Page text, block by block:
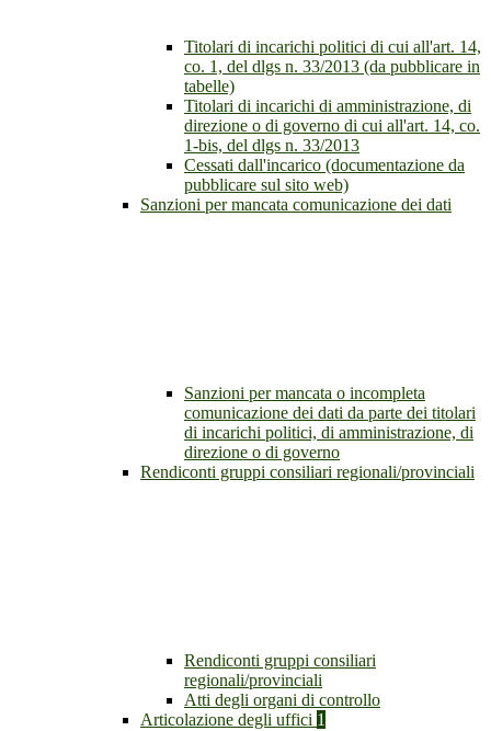
Titolari di incarichi politici di cui all'art. 14,
co. 1, del dlgs n. 33/2013 (da pubblicare in
tabelle)
Titolari di incarichi di amministrazione, di
direzione o di governo di cui all'art. 14, co.
1-bis, del dlgs n. 33/2013
Cessati dall'incarico (documentazione da
pubblicare sul sito web)
Sanzioni per mancata comunicazione dei dati
Sanzioni per mancata o incompleta
comunicazione dei dati da parte dei titolari
di incarichi politici, di amministrazione, di
direzione o di governo
Rendiconti gruppi consiliari regionali/provinciali
Rendiconti gruppi consiliari
regionali/provinciali
Atti degli organi di controllo
Articolazione degli uffici 1